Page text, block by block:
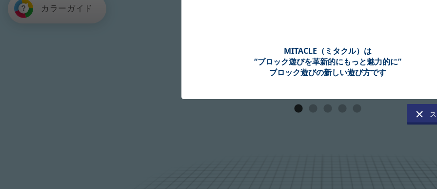
MITACLE（ミタクル）は
“ブロック遊びを革新的にもっと魅力的に”
ブロック遊びの新しい遊び方です
カラーガイド